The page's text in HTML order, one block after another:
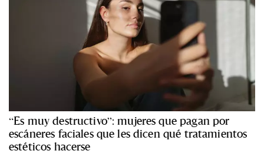
“Es muy destructivo”: mujeres que pagan por
escáneres faciales que les dicen qué tratamientos
estéticos hacerse